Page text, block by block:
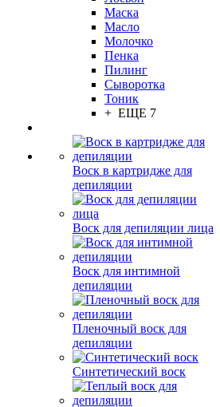
Маска
Масло
Молочко
Пенка
Пилинг
Сыворотка
Тоник
+ ЕЩЕ 7
Воск в картридже для
депиляции
Воск для депиляции лица
Воск для интимной
депиляции
Пленочный воск для
депиляции
Синтетический воск